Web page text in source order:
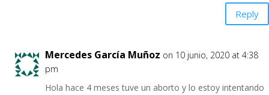
Reply
Mercedes García Muñoz on 10 junio, 2020 at 4:38
pm
Hola hace 4 meses tuve un aborto y lo estoy intentando